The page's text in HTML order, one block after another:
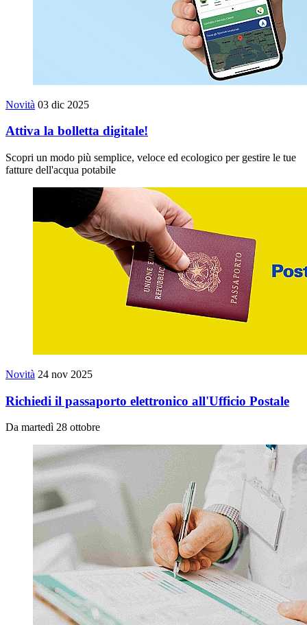
Novità 03 dic 2025
Attiva la bolletta digitale!
Scopri un modo più semplice, veloce ed ecologico per gestire le tue
fatture dell'acqua potabile
Novità 24 nov 2025
Richiedi il passaporto elettronico all'Ufficio Postale
Da martedì 28 ottobre